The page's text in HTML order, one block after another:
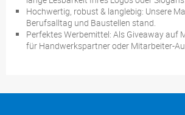
Hochwertig, robust & langlebig: Unsere
Berufsalltag und Baustellen stand.
Perfektes Werbemittel: Als Giveaway auf
für Handwerkspartner oder Mitarbeiter-